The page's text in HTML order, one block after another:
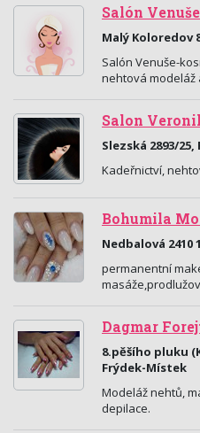
Salón Venuše
Malý Koloredov
Salón Venuše-
nehtová modeláž
Salon
Slezská 2893/
Kadeřnictví,
Bohumila
Nedbalová 2410
permanentní
Dagmar
8.pěšího pluku
Frýdek-Místek
Modeláž nehtů,
depilace.